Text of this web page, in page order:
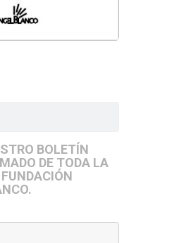
BOLETÍN
DE TODA LA